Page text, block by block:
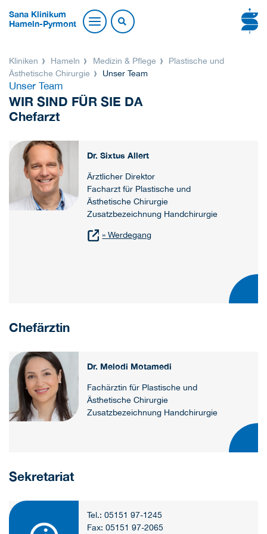
Sana Klinikum
Hameln-Pyrmont
Kliniken Hameln Medizin & Pflege
Plastische und
Ästhetische Chirurgie
Unser Team
Unser Team
WIR SIND FÜR SIE DA
Chefarzt
Dr. Sixtus Allert
Ärztlicher Direktor
Facharzt für Plastische und
Ästhetische Chirurgie
Zusatzbezeichnung Handchirurgie
» Werdegang
Chefärztin
Dr. Melodi Motamedi
Fachärztin für Plastische und
Ästhetische Chirurgie
Zusatzbezeichnung Handchirurgie
Sekretariat
Tel.: 05151 97-1245
Fax: 05151 97-2065